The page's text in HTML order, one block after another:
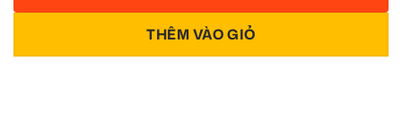
THÊM VÀO GIỎ